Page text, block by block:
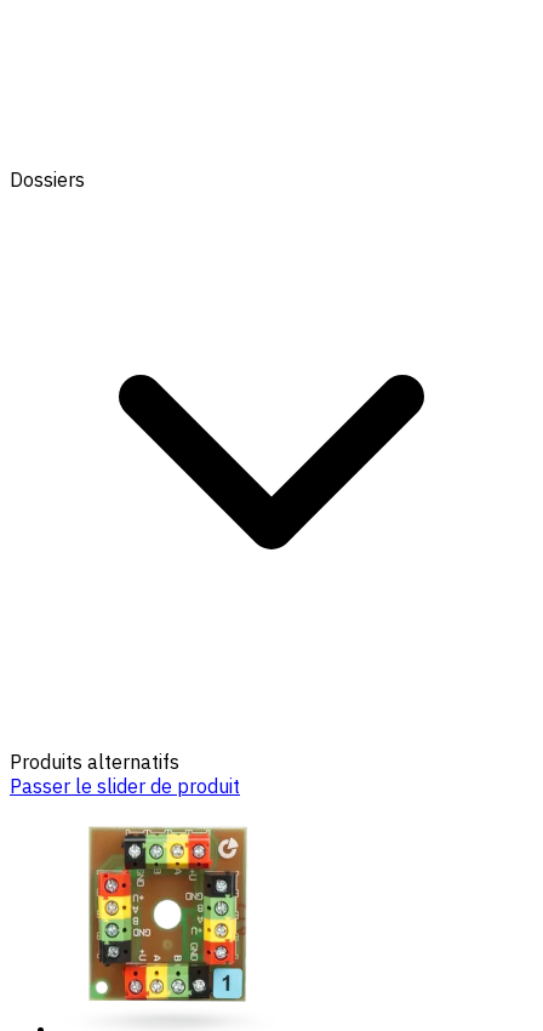
Dossiers
Produits alternatifs
Passer le slider de produit